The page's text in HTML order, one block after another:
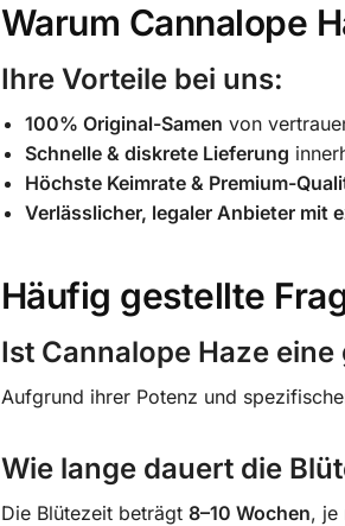
Warum Cannalope
Ihre Vorteile bei uns:
100% Original-Samen von
Schnelle & diskrete Lieferung
Höchste Keimrate & Premium-
Verlässlicher, legaler Anbieter mit
Häufig gestellte
Ist Cannalope Haze
Aufgrund ihrer Potenz und
Wie lange dauert die
Die Blütezeit beträgt 8–10 Wochen, je